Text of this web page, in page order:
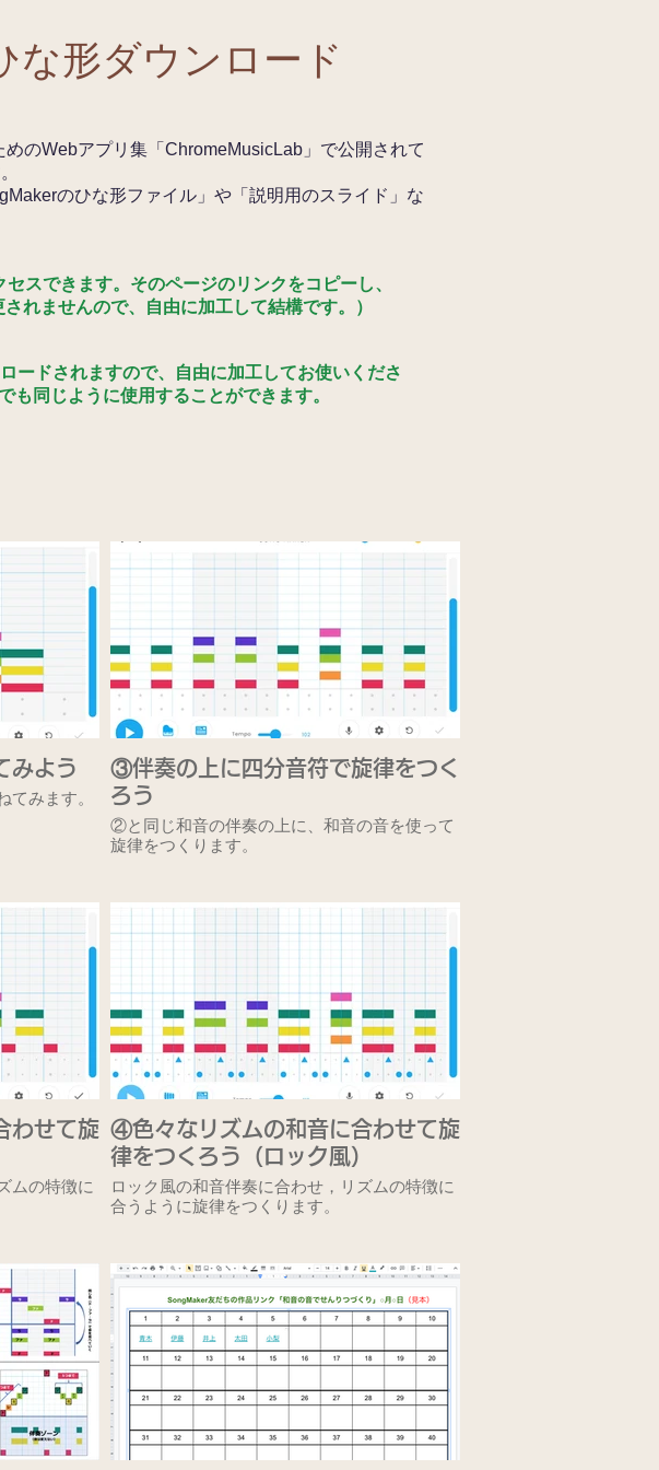
な形ダウンロード
のWebアプリ集「ChromeMusicLab」で公開されて
のひな形ファイル」や「説明用のスライド」な
スできます。そのページのリンクをコピーし、
れませんので、自由に加工して結構です。）
ードされますので、自由に加工してお使いくださ
同じように使用することができます。
みよう
みます。
③伴奏の上に四分音符で旋律をつく
ろう
②と同じ和音の伴奏の上に、和音の音を使って
旋律をつくります。
わせて旋
ムの特徴に
④色々なリズムの和音に合わせて旋
律をつくろう（ロック風）
ロック風の和音伴奏に合わせ，リズムの特徴に
合うように旋律をつくります。